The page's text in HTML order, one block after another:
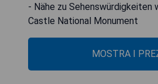
- Nähe zu Sehenswürdigkeiten
Castle National Monument
MOSTRA I